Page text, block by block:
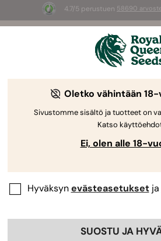
4.7/5 perustuen 58690
Summer Sales: jopa
valikoiduista tuotteista! ⏤
Steven Voser
Kannabiksen thai-
Oletko vähintään
Sivustomme sisältö ja tuotteet on
Katso
Ei, olen alle 18-
Hyväksynevästeasetuksetja
SUOSTU JA